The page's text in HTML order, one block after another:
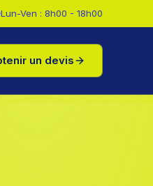
Lun-Ven : 8h00 - 18h00
un devis